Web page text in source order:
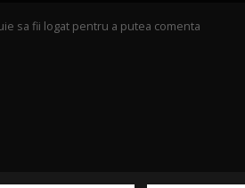
sa fii logat pentru a putea comenta